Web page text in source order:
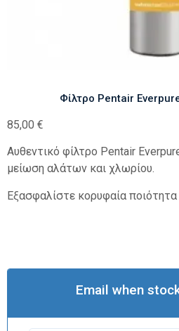
Φίλτρο Pentair
85,00 €
Αυθεντικό φίλτρο Pentair
μείωση αλάτων και χλωρίου.
Εξασφαλίστε κορυφαία
Email when